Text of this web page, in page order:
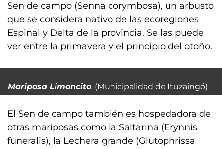
Sen de campo (Senna corymbosa), un arbusto
que se considera nativo de las ecoregiones
Espinal y Delta de la provincia. Se las puede
ver entre la primavera y el principio del otoño.
Mariposa Limoncito. (Municipalidad de Ituzaingó)
El Sen de campo también es hospedadora de
otras mariposas como la Saltarina (Erynnis
funeralis), la Lechera grande (Glutophrissa